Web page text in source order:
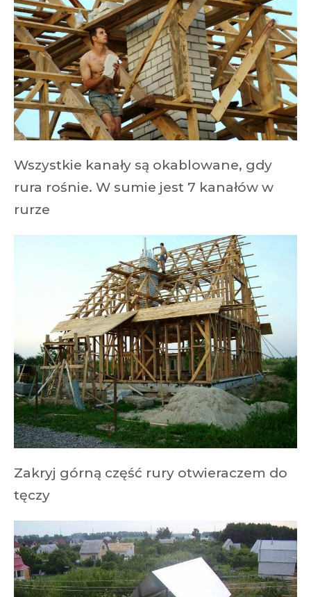
Wszystkie kanały są okablowane, gdy
rura rośnie. W sumie jest 7 kanałów w
rurze
Zakryj górną część rury otwieraczem do
tęczy